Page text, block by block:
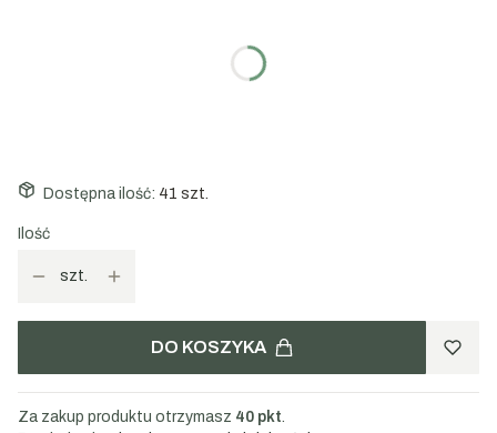
Dostępna ilość: 41 szt.
Ilość
szt.
DO KOSZYKA
Za zakup produktu otrzymasz 40 pkt.